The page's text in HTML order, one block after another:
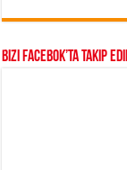
Bizi Facebok’ta takip